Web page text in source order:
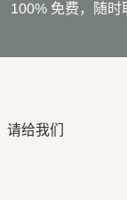
100% 免费，随时
给我们